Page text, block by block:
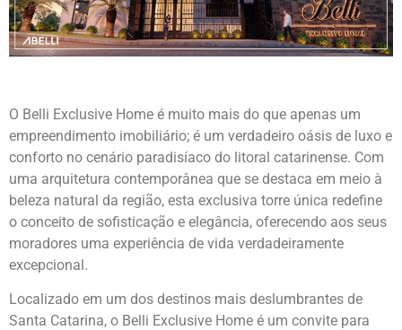
O Belli Exclusive Home é muito mais do que apenas um
empreendimento imobiliário; é um verdadeiro oásis de luxo e
conforto no cenário paradisíaco do litoral catarinense. Com
uma arquitetura contemporânea que se destaca em meio à
beleza natural da região, esta exclusiva torre única redefine
o conceito de sofisticação e elegância, oferecendo aos seus
moradores uma experiência de vida verdadeiramente
excepcional.
Localizado em um dos destinos mais deslumbrantes de
Santa Catarina, o Belli Exclusive Home é um convite para